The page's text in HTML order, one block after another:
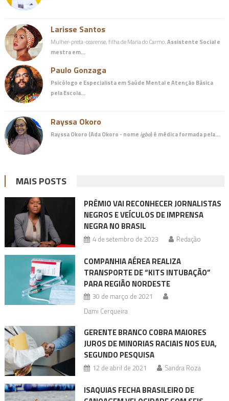
Larisse Santos
Mulher-preta-cearense, filha de Maria do Carmo.Assistente Social e
mestra em…
Paulo Gonzaga
Psicólogo e Especialista em Saúde Mental e Atenção Básica
pela Escola…
Rayssa Okoro
Rayssa Okoro (Ada Okoro - nome igbo) é médicaformada pela…
MAIS POSTS
PRÊMIO VAI RECONHECER JORNALISTAS
NEGROS E VEÍCULOS DE IMPRENSA
NEGRA NO BRASIL
4 de setembro de 2023 Redação
COMPANHIA AÉREA REALIZA
TRANSPORTE DE “KITS INTUBAÇÃO”
PARA REGIÃO NORDESTE
30 de março de 2021
Dami Cerqueira
GERENTE BRANCO COBRA MAIORES
JUROS DE MINORIAS RACIAIS NOS EUA,
SEGUNDO PESQUISA
12 de abril de 2021 Sandra Roza
ISAQUIAS FECHA BRASILEIRO DE